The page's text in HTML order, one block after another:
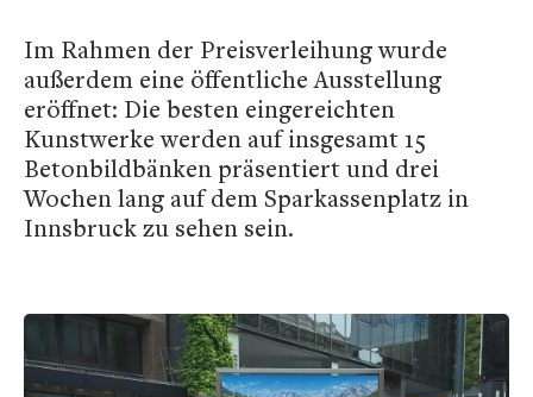
Im Rahmen der Preisverleihung wurde
außerdem eine öffentliche Ausstellung
eröffnet: Die besten eingereichten
Kunstwerke werden auf insgesamt 15
Betonbildbänken präsentiert und drei
Wochen lang auf dem Sparkassenplatz in
Innsbruck zu sehen sein.